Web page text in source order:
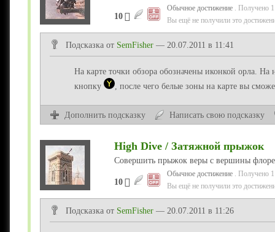
10
Обычное достижение . Получено
Вы ещё не получили это
Подсказка от SemFisher — 20.07.2011 в 11:41
На карте точки обзора обозначены иконкой орла.
кнопку
, после чего белые зоны на карте вы
Дополнить подсказку Написать свою подсказку
High Dive / Затяжной прыжок
Совершить прыжок веры с вершины
10
Обычное достижение . Получено
Вы ещё не получили это
Подсказка от SemFisher — 20.07.2011 в 11:26